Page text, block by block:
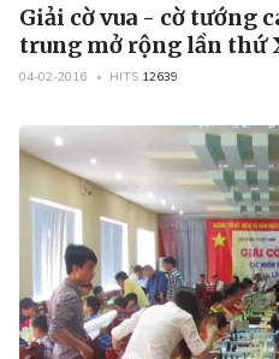
Giải cờ vua - cờ tướng
trung mở rộng lần thứ
04-02-2016 HITS 12639